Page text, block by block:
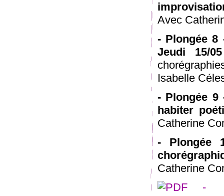
Avec
- Plongée 8
Jeudi 15/
Isabelle
- Plongée 9
habiter
Catherine
- Plongée
Catherine